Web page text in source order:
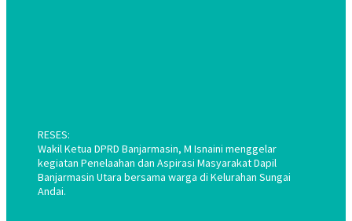
RESES:
Wakil Ketua DPRD Banjarmasin, M Isnaini menggelar
kegiatan Penelaahan dan Aspirasi Masyarakat Dapil
Banjarmasin Utara bersama warga di Kelurahan Sungai
Andai.